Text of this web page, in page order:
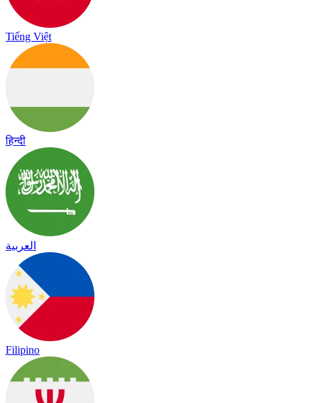
Tiếng Việt
हिन्दी
العربية
Filipino